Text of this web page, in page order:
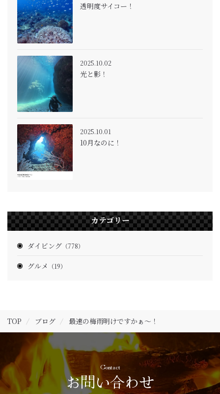
透明度サイコー！
2025.10.02
光と影！
2025.10.01
10月なのに！
カテゴリー
ダイビング （778）
グルメ （19）
TOP ブログ 最速の梅雨明けですかぁ〜！
Contact
お問い合わせ